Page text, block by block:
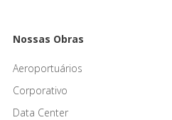
Nossas Obras
Aeroportuários
Corporativo
Data Center